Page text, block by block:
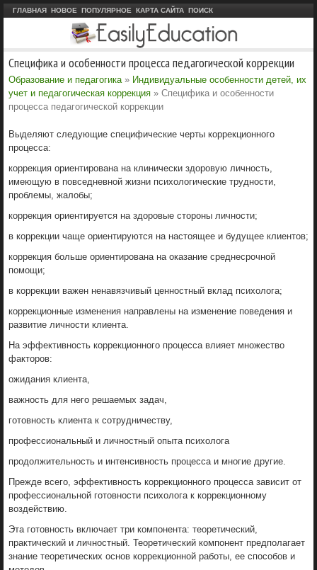
ГЛАВНАЯ НОВОЕ ПОПУЛЯРНОЕ КАРТА САЙТА ПОИСК
Специфика и особенности процесса педагогической коррекции
Образование и педагогика » Индивидуальные особенности детей, их
учет и педагогическая коррекция » Специфика и особенности
процесса педагогической коррекции
Выделяют следующие специфические черты коррекционного
процесса:
коррекция ориентирована на клинически здоровую личность,
имеющую в повседневной жизни психологические трудности,
проблемы, жалобы;
коррекция ориентируется на здоровые стороны личности;
в коррекции чаще ориентируются на настоящее и будущее клиентов;
коррекция больше ориентирована на оказание среднесрочной
помощи;
в коррекции важен ненавязчивый ценностный вклад психолога;
коррекционные изменения направлены на изменение поведения и
развитие личности клиента.
На эффективность коррекционного процесса влияет множество
факторов:
ожидания клиента,
важность для него решаемых задач,
готовность клиента к сотрудничеству,
профессиональный и личностный опыта психолога
продолжительность и интенсивность процесса и многие другие.
Прежде всего, эффективность коррекционного процесса зависит от
профессиональной готовности психолога к коррекционному
воздействию.
Эта готовность включает три компонента: теоретический,
практический и личностный. Теоретический компонент предполагает
знание теоретических основ коррекционной работы, ее способов и